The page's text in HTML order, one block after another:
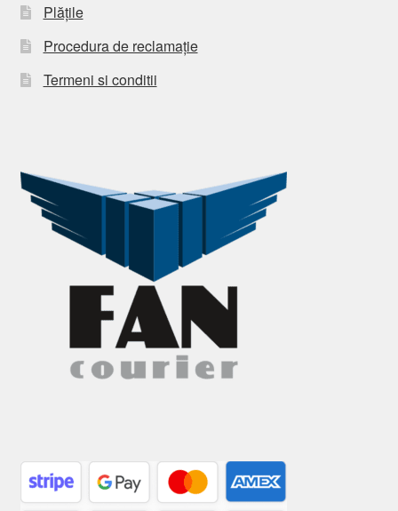
Plățile
Procedura de reclamație
Termeni si conditii